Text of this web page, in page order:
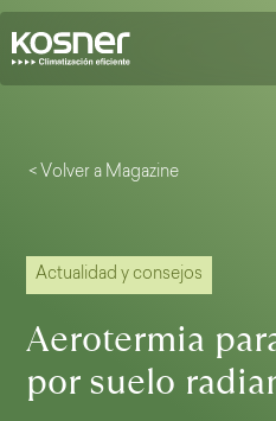
< Volver a Magazine
Actualidad y consejos
Aerotermia
por suelo